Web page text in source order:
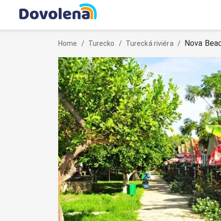
Home / Turecko / Turecká riviéra / Nova